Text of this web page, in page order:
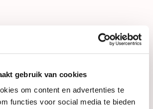
gebruik van cookies
om content en advertenties te
functies voor social media te bieden